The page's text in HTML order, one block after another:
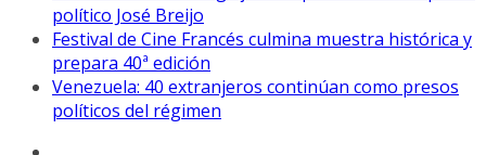
político José Breijo
Festival de Cine Francés culmina muestra histórica y
prepara 40ª edición
Venezuela: 40 extranjeros continúan como presos
políticos del régimen